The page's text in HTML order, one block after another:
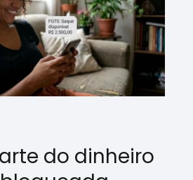
do dinheiro